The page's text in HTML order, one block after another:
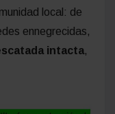
local: de
ennegrecidas,
intacta,